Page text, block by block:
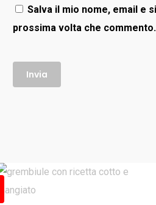
Salva il mio nome, email e
prossima volta che commento.